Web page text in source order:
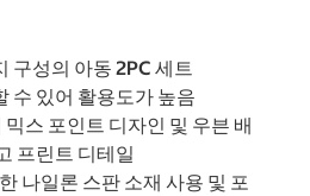
구성의 아동 2PC 세트
수 있어 활용도가 높음
스 포인트 디자인 및 우븐 배
프린트 디테일
나일론 스판 소재 사용 및 포